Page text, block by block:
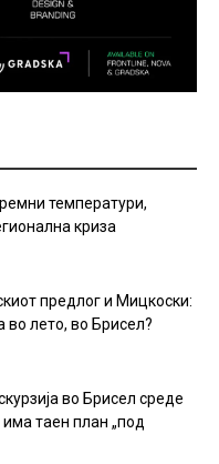
температури,
криза
предлог и Мицкоски:
во лето, во Брисел?
во Брисел среде
таен план „под